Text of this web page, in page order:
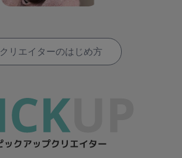
クリエイターのはじめ方